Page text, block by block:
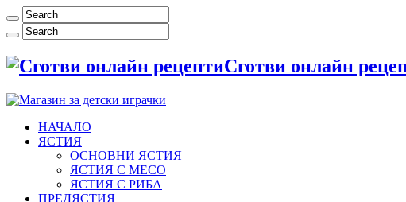
Сготви онлайн
НАЧАЛО
ЯСТИЯ
ОСНОВНИ ЯСТИЯ
ЯСТИЯ С МЕСО
ЯСТИЯ С РИБА
ПРЕДЯСТИЯ